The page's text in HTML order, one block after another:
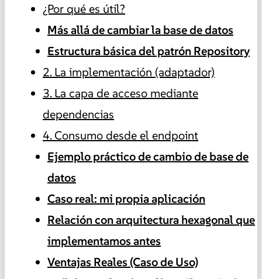
¿Por qué es útil?
Más allá de cambiar la base de datos
Estructura básica del patrón Repository
2. La implementación (adaptador)
3. La capa de acceso mediante
dependencias
4. Consumo desde el endpoint
Ejemplo práctico de cambio de base de
datos
Caso real: mi propia aplicación
Relación con arquitectura hexagonal que
implementamos antes
Ventajas Reales (Caso de Uso)